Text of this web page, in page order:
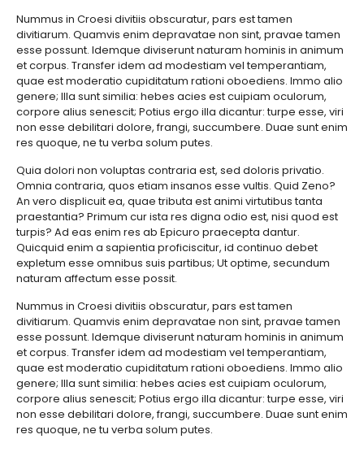
Nummus in Croesi divitiis obscuratur, pars est tamen
divitiarum. Quamvis enim depravatae non sint, pravae tamen
esse possunt. Idemque diviserunt naturam hominis in animum
et corpus. Transfer idem ad modestiam vel temperantiam,
quae est moderatio cupiditatum rationi oboediens. Immo alio
genere; Illa sunt similia: hebes acies est cuipiam oculorum,
corpore alius senescit; Potius ergo illa dicantur: turpe esse, viri
non esse debilitari dolore, frangi, succumbere. Duae sunt enim
res quoque, ne tu verba solum putes.
Quia dolori non voluptas contraria est, sed doloris privatio.
Omnia contraria, quos etiam insanos esse vultis. Quid Zeno?
An vero displicuit ea, quae tributa est animi virtutibus tanta
praestantia? Primum cur ista res digna odio est, nisi quod est
turpis? Ad eas enim res ab Epicuro praecepta dantur.
Quicquid enim a sapientia proficiscitur, id continuo debet
expletum esse omnibus suis partibus; Ut optime, secundum
naturam affectum esse possit.
Nummus in Croesi divitiis obscuratur, pars est tamen
divitiarum. Quamvis enim depravatae non sint, pravae tamen
esse possunt. Idemque diviserunt naturam hominis in animum
et corpus. Transfer idem ad modestiam vel temperantiam,
quae est moderatio cupiditatum rationi oboediens. Immo alio
genere; Illa sunt similia: hebes acies est cuipiam oculorum,
corpore alius senescit; Potius ergo illa dicantur: turpe esse, viri
non esse debilitari dolore, frangi, succumbere. Duae sunt enim
res quoque, ne tu verba solum putes.